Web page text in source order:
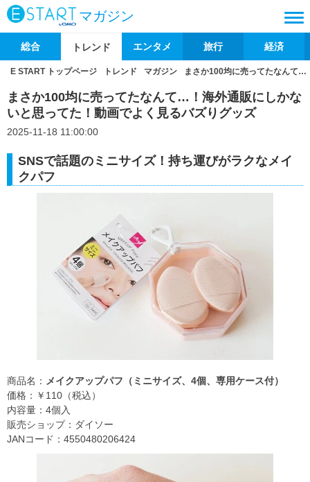
マガジン
総合 トレンド エンタメ 旅行 経済
E START トップページ トレンド マガジン まさか100均に売ってたなんて…
まさか100均に売ってたなんて…！海外通販にしかな
いと思ってた！動画でよく見るバズりグッズ
2025-11-18 11:00:00
SNSで話題のミニサイズ！持ち運びがラクなメイ
クパフ
商品名： メイクアップパフ（ミニサイズ、4個、専用ケース付）
価格：￥110（税込）
内容量：4個入
販売ショップ：ダイソー
JANコード：4550480206424